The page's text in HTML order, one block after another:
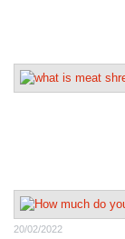
20/02/2022